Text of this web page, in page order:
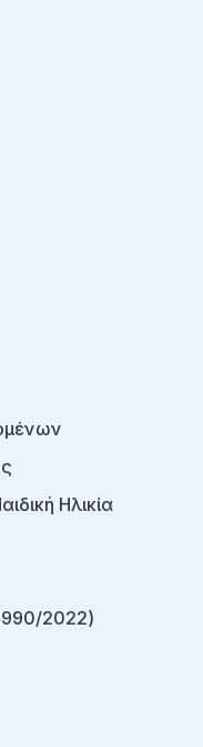
Ηλικία
2022)